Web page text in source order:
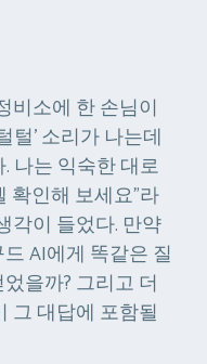
비소에 한 손님이
털’ 소리가 나는데
나는 익숙한 대로
확인해 보세요”라
각이 들었다. 만약
AI에게 똑같은 질
을까? 그리고 더
그 대답에 포함될